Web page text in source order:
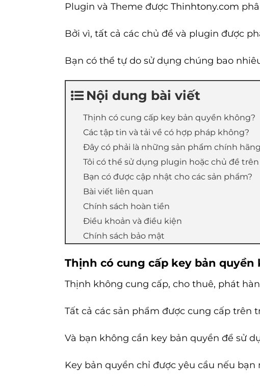
Plugin và Theme được Thinhtony.com
Bởi vì, tất cả các chủ đề và plugin được
Bạn có thể tự do sử dụng chúng bao
Nội dung bài viết
Thịnh có cung cấp key bản quyền không?
Các tập tin và tải về có hợp pháp không?
Đây có phải là những sản phẩm chính
Tôi có thể sử dụng plugin hoặc chủ đề
Bạn có được cập nhật cho các sản phẩm?
Bài viết liên quan
Chính sách hoàn tiền
Điều khoản và điều kiện
Chính sách bảo mật
Thịnh có cung cấp key bản quyền
Thịnh không cung cấp, cho thuê, phát
Tất cả các sản phẩm được cung cấp trên
Và bạn không cần key bản quyền để sử
Key bản quyền chỉ được yêu cầu nếu